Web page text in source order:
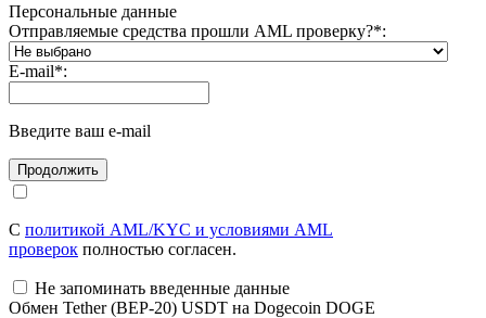
Персональные данные
Отправляемые средства прошли AML проверку?*:
E-mail*:
Введите ваш e-mail
С политикой AML/KYC и условиями AML
проверок полностью согласен.
Не запоминать введенные данные
Обмен Tether (BEP-20) USDT на Dogecoin DOGE